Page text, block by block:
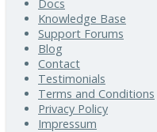
Docs
Knowledge Base
Support Forums
Blog
Contact
Testimonials
Terms and Conditions
Privacy Policy
Impressum